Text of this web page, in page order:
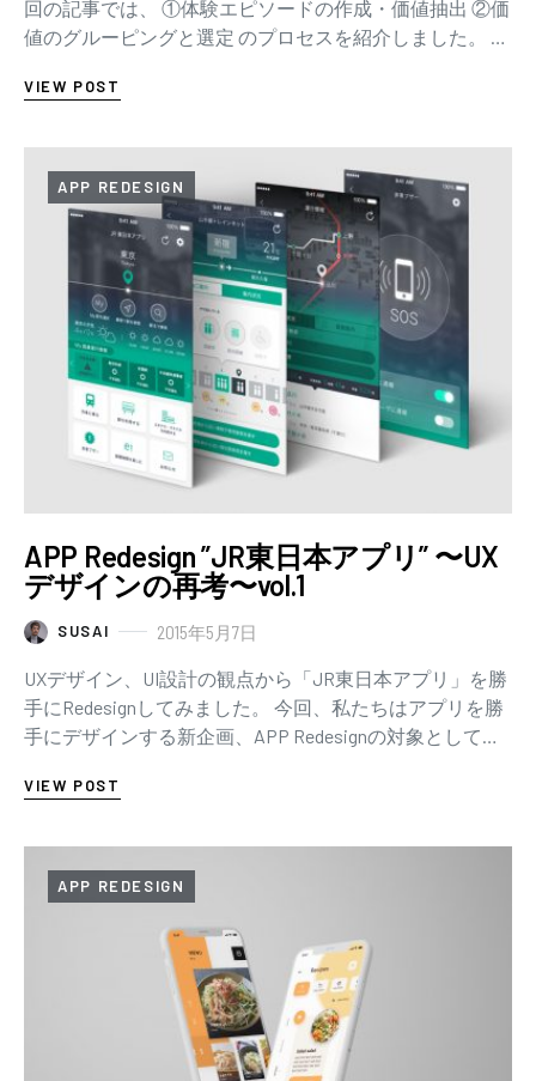
回の記事では、 ①体験エピソードの作成・価値抽出 ②価
値のグルーピングと選定 のプロセスを紹介しました。 今
VIEW POST
APP REDESIGN
APP Redesign ”JR東日本アプリ” 〜UX
デザインの再考〜vol.1
SUSAI 2015年5月7日
UXデザイン、UI設計の観点から「JR東日本アプリ」を勝
手にRedesignしてみました。 今回、私たちはアプリを勝
手にデザインする新企画、APP Redesignの対象として、
VIEW POST
APP REDESIGN